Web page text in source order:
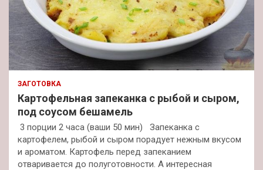
ЗАГОТОВКА
Картофельная запеканка с рыбой и сыром,
под соусом бешамель
3 порции 2 часа (ваши 50 мин) Запеканка с
картофелем, рыбой и сыром порадует нежным вкусом
и ароматом. Картофель перед запеканием
отваривается до полуготовности. А интересная